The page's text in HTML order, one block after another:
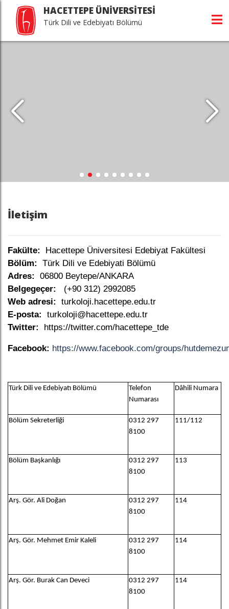
HACETTEPE ÜNİVERSİTESİ
Türk Dili ve Edebiyatı Bölümü
İletişim
Fakülte: Hacettepe Üniversitesi Edebiyat Fakültesi
Bölüm: Türk Dili ve Edebiyati Bölümü
Adres: 06800 Beytepe/ANKARA
Belgegeçer:
(+90 312) 2992085
Web adresi: turkoloji.hacettepe.edu.tr
E-posta: turkoloji@hacettepe.edu.tr
Twitter: https://twitter.com/hacettepe_tde
Facebook: https://www.facebook.com/groups/
Türk Dili ve Edebiyatı Bölümü
Telefon
Numarası
Dâhili Numara
Bölüm Sekreterliği
0312 297
8100
111/112
Bölüm Başkanlığı
0312 297
8100
113
Arş. Gör. Ali Doğan
0312 297
8100
114
Arş. Gör. Mehmet Emir Kaleli
0312 297
8100
114
Arş. Gör. Burak Can Deveci
0312 297
8100
114